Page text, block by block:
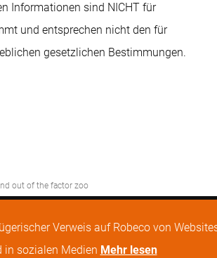
Informationen sind NICHT für
und entsprechen nicht den für
gesetzlichen Bestimmungen.
out of the factor zoo
Verweis auf Robeco von
in sozialen Medien Mehr lesen